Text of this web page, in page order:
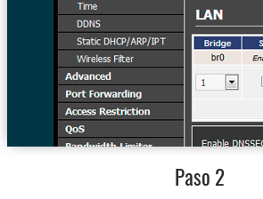
Paso 2